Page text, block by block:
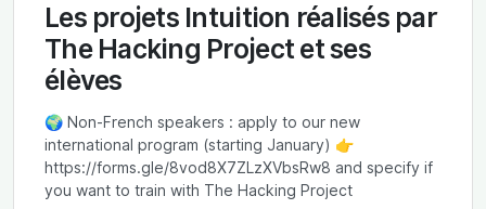
Les projets Intuition réalisés par
The Hacking Project et ses
élèves
🌍 Non-French speakers : apply to our new
international program (starting January) 👉
https://forms.gle/8vod8X7ZLzXVbsRw8 and specify if
you want to train with The Hacking Project